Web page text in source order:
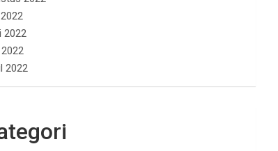
2022
2022